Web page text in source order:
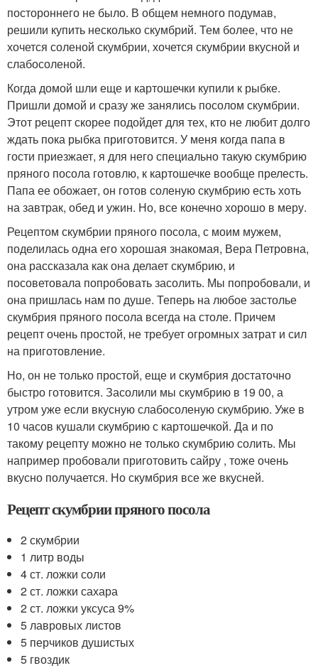
постороннего не было. В общем немного подумав,
решили купить несколько скумбрий. Тем более, что не
хочется соленой скумбрии, хочется скумбрии вкусной и
слабосоленой.
Когда домой шли еще и картошечки купили к рыбке.
Пришли домой и сразу же занялись посолом скумбрии.
Этот рецепт скорее подойдет для тех, кто не любит долго
ждать пока рыбка приготовится. У меня когда папа в
гости приезжает, я для него специально такую скумбрию
пряного посола готовлю, к картошечке вообще прелесть.
Папа ее обожает, он готов соленую скумбрию есть хоть
на завтрак, обед и ужин. Но, все конечно хорошо в меру.
Рецептом скумбрии пряного посола, с моим мужем,
поделилась одна его хорошая знакомая, Вера Петровна,
она рассказала как она делает скумбрию, и
посоветовала попробовать засолить. Мы попробовали, и
она пришлась нам по душе. Теперь на любое застолье
скумбрия пряного посола всегда на столе. Причем
рецепт очень простой, не требует огромных затрат и сил
на приготовление.
Но, он не только простой, еще и скумбрия достаточно
быстро готовится. Засолили мы скумбрию в 19 00, а
утром уже если вкусную слабосоленую скумбрию. Уже в
10 часов кушали скумбрию с картошечкой. Да и по
такому рецепту можно не только скумбрию солить. Мы
например пробовали приготовить сайру , тоже очень
вкусно получается. Но скумбрия все же вкусней.
Рецепт скумбрии пряного посола
2 скумбрии
1 литр воды
4 ст. ложки соли
2 ст. ложки сахара
2 ст. ложки уксуса 9%
5 лавровых листов
5 перчиков душистых
5 гвоздик